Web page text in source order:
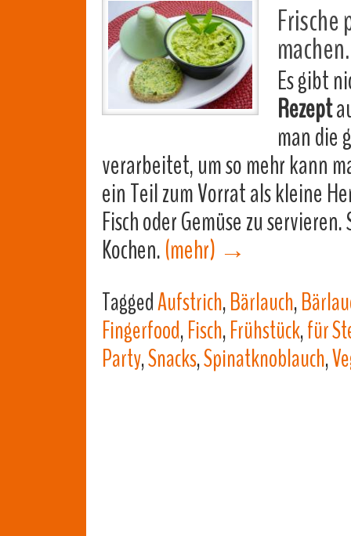
machen.
Es gibt
Rezept
man die
verarbeitet, um so mehr kann
ein Teil zum Vorrat als kleine
Fisch oder Gemüse zu
Kochen.(mehr) →
TaggedAufstrich,Bärlauch,
Fingerfood,Fisch,Frühstück,für
Party,Snacks,Spinatknoblauch,